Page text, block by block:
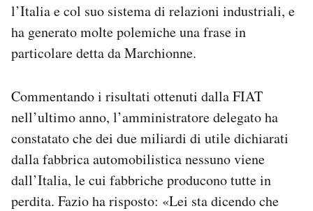
AREA PERSONALE
Area Personale
Newsletter
Regala il Post
Hai bisogno di aiuto?
l’Italia e col suo sistema di relazioni industriali, e
ha generato molte polemiche una frase in
particolare detta da Marchionne.
Commentando i risultati ottenuti dalla FIAT
nell’ultimo anno, l’amministratore delegato ha
constatato che dei due miliardi di utile dichiarati
dalla fabbrica automobilistica nessuno viene
dall’Italia, le cui fabbriche producono tutte in
perdita. Fazio ha risposto: «Lei sta dicendo che